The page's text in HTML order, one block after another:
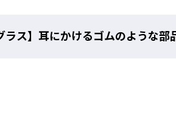
ラス】耳にかけるゴムのような部